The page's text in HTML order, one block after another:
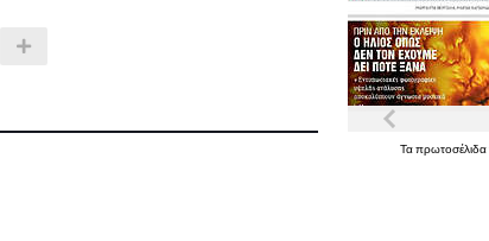
Ταπρωτοσέλιδα